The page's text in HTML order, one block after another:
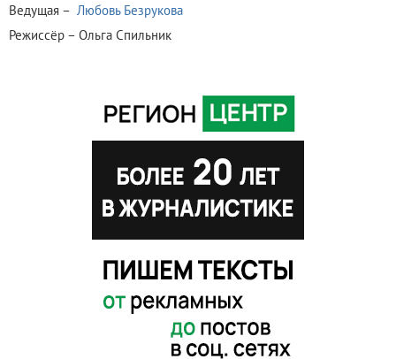
Ведущая – Любовь Безрукова
Режиссёр – Ольга Спильник